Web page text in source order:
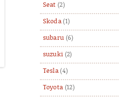
Seat (2)
Skoda (1)
subaru (6)
suzuki (2)
Tesla (4)
Toyota (12)